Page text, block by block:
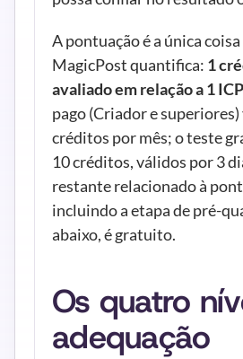
A pontuação é a única
MagicPost quantifica: 1
avaliado em relação a 1 ICP
pago (Criador e
créditos por mês; o teste
10 créditos, válidos por 3
restante relacionado à
incluindo a etapa de pré-
abaixo, é gratuito.
Os quatro
adequação